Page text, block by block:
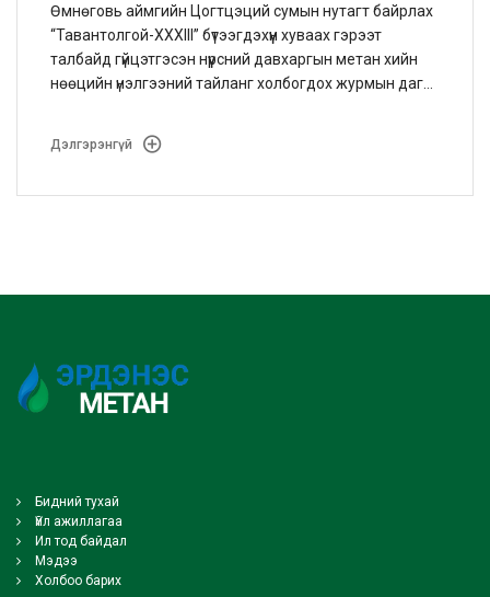
давхаргын метан хийн (НДМХ)
нөөцийн үнэлгээний тайлан
батлагдлаа
Өмнөговь аймгийн Цогтцэций сумын нутагт байрлах
“Тавантолгой-ХХХIII” бүтээгдэхүүн хуваах гэрээт
талбайд гүйцэтгэсэн нүүрсний давхаргын метан хийн
нөөцийн үнэлгээний тайланг холбогдох журмын дагуу
хурлаар хэлэлцүүлэн батлууллаа.
Дэлгэрэнгүй
Бидний тухай
Үйл ажиллагаа
Ил тод байдал
Мэдээ
Холбоо барих